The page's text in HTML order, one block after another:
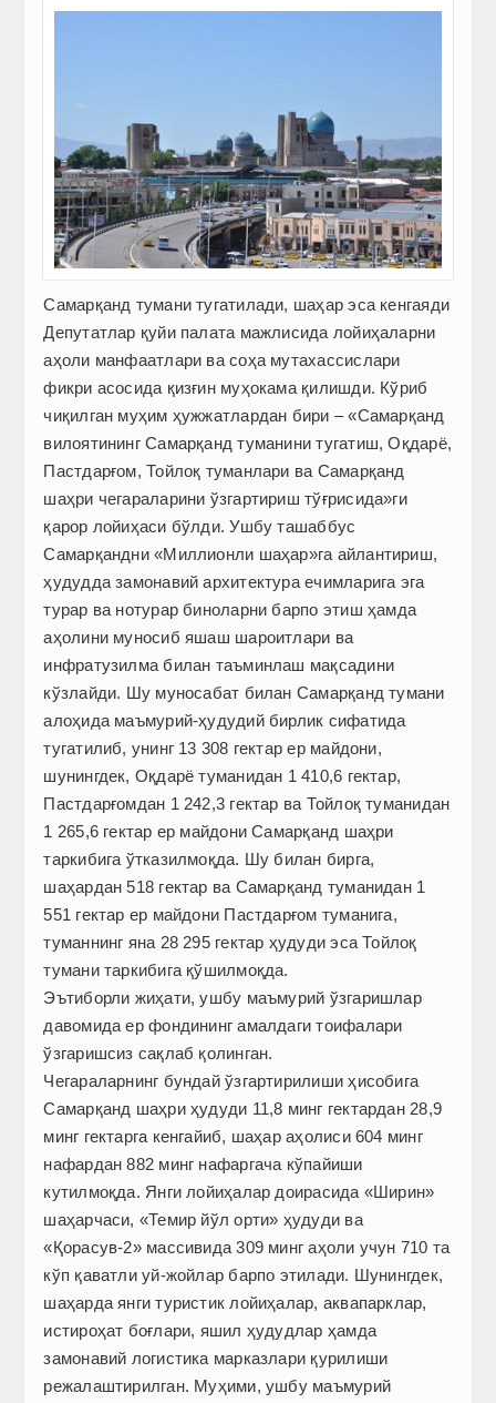
Самарқанд тумани тугатилади, шаҳар эса кенгаяди
Депутатлар қуйи палата мажлисида лойиҳаларни
аҳоли манфаатлари ва соҳа мутахассислари
фикри асосида қизғин муҳокама қилишди. Кўриб
чиқилган муҳим ҳужжатлардан бири – «Самарқанд
вилоятининг Самарқанд туманини тугатиш, Оқдарё,
Пастдарғом, Тойлоқ туманлари ва Самарқанд
шаҳри чегараларини ўзгартириш тўғрисида»ги
қарор лойиҳаси бўлди. Ушбу ташаббус
Самарқандни «Миллионли шаҳар»га айлантириш,
ҳудудда замонавий архитектура ечимларига эга
турар ва нотурар биноларни барпо этиш ҳамда
аҳолини муносиб яшаш шароитлари ва
инфратузилма билан таъминлаш мақсадини
кўзлайди. Шу муносабат билан Самарқанд тумани
алоҳида маъмурий-ҳудудий бирлик сифатида
тугатилиб, унинг 13 308 гектар ер майдони,
шунингдек, Оқдарё туманидан 1 410,6 гектар,
Пастдарғомдан 1 242,3 гектар ва Тойлоқ туманидан
1 265,6 гектар ер майдони Самарқанд шаҳри
таркибига ўтказилмоқда. Шу билан бирга,
шаҳардан 518 гектар ва Самарқанд туманидан 1
551 гектар ер майдони Пастдарғом туманига,
туманнинг яна 28 295 гектар ҳудуди эса Тойлоқ
тумани таркибига қўшилмоқда.
Эътиборли жиҳати, ушбу маъмурий ўзгаришлар
давомида ер фондининг амалдаги тоифалари
ўзгаришсиз сақлаб қолинган.
Чегараларнинг бундай ўзгартирилиши ҳисобига
Самарқанд шаҳри ҳудуди 11,8 минг гектардан 28,9
минг гектарга кенгайиб, шаҳар аҳолиси 604 минг
нафардан 882 минг нафаргача кўпайиши
кутилмоқда. Янги лойиҳалар доирасида «Ширин»
шаҳарчаси, «Темир йўл орти» ҳудуди ва
«Қорасув-2» массивида 309 минг аҳоли учун 710 та
кўп қаватли уй-жойлар барпо этилади. Шунингдек,
шаҳарда янги туристик лойиҳалар, аквапарклар,
истироҳат боғлари, яшил ҳудудлар ҳамда
замонавий логистика марказлари қурилиши
режалаштирилган. Муҳими, ушбу маъмурий